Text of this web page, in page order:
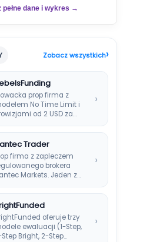
pełne dane i wykres →
Zobacz wszystkich›
prop firma z
No Time Limit i
od 2 USD za…
›
Trader
firma z zapleczem
brokera
Markets. Jeden z
dla polskich…
›
oferuje trzy
ewaluacji (1-Step,
Bright, 2-Step
›